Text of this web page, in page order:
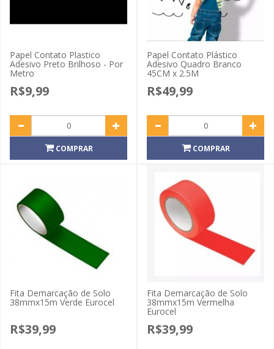
Papel Contato Plastico
Adesivo Preto Brilhoso - Por
Metro
R$9,99
COMPRAR
Papel Contato Plástico
Adesivo Quadro Branco
45CM x 2.5M
R$49,99
COMPRAR
Fita Demarcação de Solo
38mmx15m Verde Eurocel
R$39,99
Fita Demarcação de Solo
38mmx15m Vermelha
Eurocel
R$39,99